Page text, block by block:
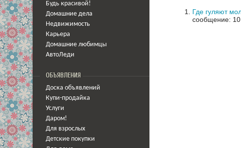
Будь красивой!
Домашние дела
Недвижимость
Карьера
Домашние любимцы
АвтоЛеди
ОБЪЯВЛЕНИЯ
Доска объявлений
Купи-продайка
Услуги
Даром!
Для взрослых
Детские покупки
Где гуляют
сообщение: 10